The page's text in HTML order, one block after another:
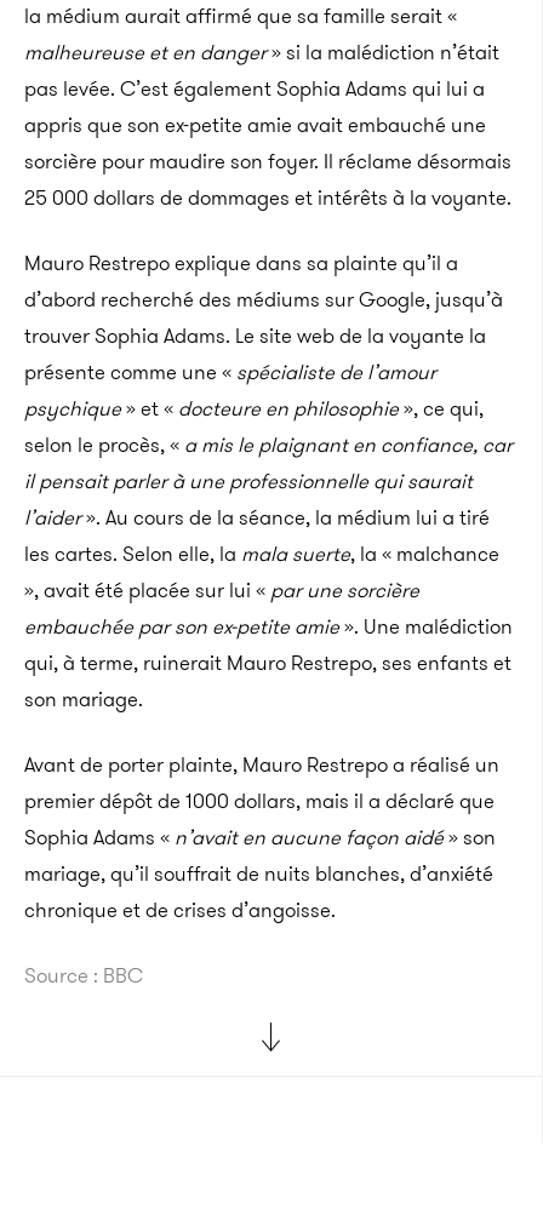
la médium aurait affirmé que sa famille serait «
malheureuse et en danger» si la malédiction n’était
pas levée. C’est également Sophia Adams qui lui a
appris que son ex-petite amie avaitembauché une
sorcière pour maudire son foyer. Il réclame désormais
25 000 dollars de dommages et intérêts à la voyante.
Mauro Restrepo explique dans sa plainte qu’il a
d’abord recherché des médiums sur Google, jusqu’à
trouver Sophia Adams. Le site web de la voyante la
présente comme une « spécialiste de l’amour
psychique» et « docteure en philosophie», ce qui,
selon le procès, « a mis le plaignant en confiance, car
il pensait parler à une professionnelle qui saurait
l’aider». Au cours de la séance, la médium lui a tiré
les cartes. Selon elle, la mala suerte, la « malchance
», avait été placée sur lui « par une sorcière
embauchée par son ex-petite amie». Une malédiction
qui, à terme, ruinerait Mauro Restrepo, ses enfants et
son mariage.
Avant de porter plainte, Mauro Restrepoa réalisé un
premier dépôt de 1000 dollars, mais il a déclaré que
Sophia Adams « n’avait en aucune façon aidé» son
mariage, qu’il souffrait de nuits blanches, d’anxiété
chronique et de crises d’angoisse.
Source : BBC